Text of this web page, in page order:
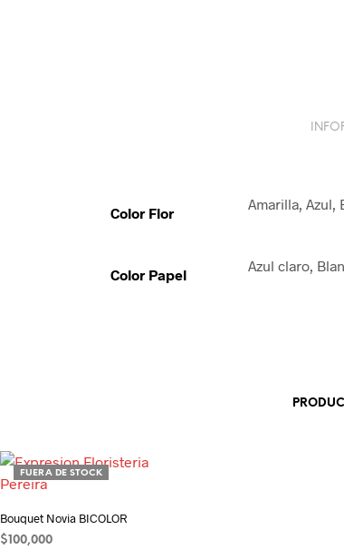
Color Flor
Amarilla, Azul,
Color Papel
Azul claro,
FUERA DE STOCKAñadir a la lista de deseos
Bouquet Novia BICOLOR
$100,000